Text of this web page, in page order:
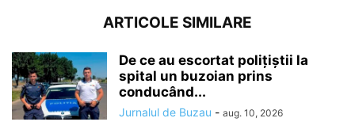
ARTICOLE SIMILARE
De ce au escortat polițiștii la
spital un buzoian prins
conducând...
Jurnalul de Buzau - aug. 10, 2026